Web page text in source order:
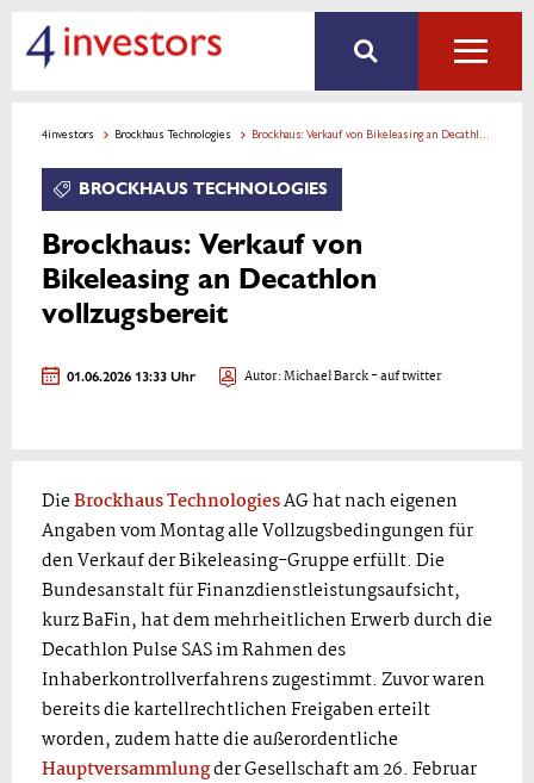
4investors Brockhaus Technologies Brockhaus: Verkauf von Bikeleasing an Decathlon vollzugsbereit
BROCKHAUS TECHNOLOGIES
Brockhaus: Verkauf von
Bikeleasing an Decathlon
vollzugsbereit
01.06.2026 13:33 Uhr Autor:Michael Barck- auf twitter
DieBrockhaus TechnologiesAG hat nach eigenen
Angaben vom Montag alle Vollzugsbedingungen für
den Verkauf der Bikeleasing-Gruppe erfüllt. Die
Bundesanstalt für Finanzdienstleistungsaufsicht,
kurz BaFin, hat dem mehrheitlichen Erwerb durch die
Decathlon Pulse SAS im Rahmen des
Inhaberkontrollverfahrens zugestimmt. Zuvor waren
bereits die kartellrechtlichen Freigaben erteilt
worden, zudem hatte die außerordentliche
Hauptversammlungder Gesellschaft am 26. Februar